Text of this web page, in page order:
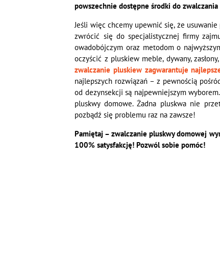
powszechnie dostępne środki do
Jeśli więc chcemy upewnić się, że
zwrócić się do specjalistycznej firmy
owadobójczym oraz metodom o
oczyścić z pluskiew meble, dywany,
zwalczanie pluskiew zagwarantuje
najlepszych rozwiązań – z pewnością
od dezynsekcji są najpewniejszym
pluskwy domowe. Żadna pluskwa nie
pozbądź się problemu raz na zawsze!
Pamiętaj – zwalczanie pluskwy domowej
100% satysfakcję! Pozwól sobie pomóc!